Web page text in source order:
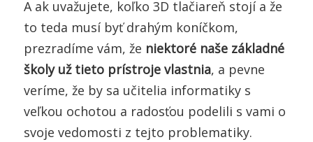
A ak uvažujete, koľko 3D tlačiareň stojí a že
to teda musí byť drahým koníčkom,
prezradíme vám, že niektoré naše základné
školy už tieto prístroje vlastnia, a pevne
veríme, že by sa učitelia informatiky s
veľkou ochotou a radosťou podelili s vami o
svoje vedomosti z tejto problematiky.